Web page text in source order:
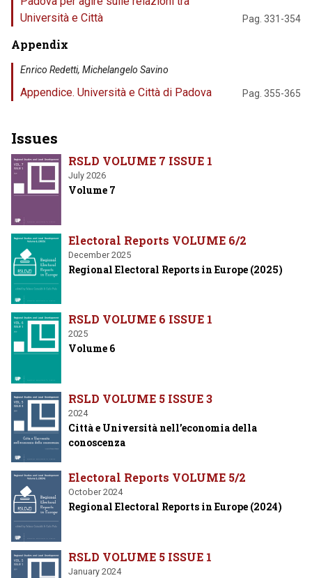
Università e Città
Pag. 331-354
Appendix
Enrico Redetti, Michelangelo Savino
Appendice. Università e Città di Padova Pag. 355-365
Issues
RSLD VOLUME 7 ISSUE 1
July 2026
Volume 7
Electoral Reports VOLUME 6/2
December 2025
Regional Electoral Reports in Europe (2025)
RSLD VOLUME 6 ISSUE 1
2025
Volume 6
RSLD VOLUME 5 ISSUE 3
2024
Città e Università nell’economia della
conoscenza
Electoral Reports VOLUME 5/2
October 2024
Regional Electoral Reports in Europe (2024)
RSLD VOLUME 5 ISSUE 1
January 2024